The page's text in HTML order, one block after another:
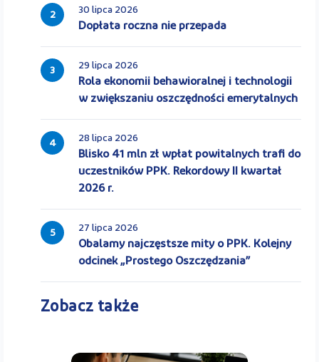
2 30 lipca 2026
Dopłata roczna nie przepada
3 29 lipca 2026
Rola ekonomii behawioralnej i technologii
w zwiększaniu oszczędności emerytalnych
4 28 lipca 2026
Blisko 41 mln zł wpłat powitalnych trafi do
uczestników PPK. Rekordowy II kwartał
2026 r.
5 27 lipca 2026
Obalamy najczęstsze mity o PPK. Kolejny
odcinek „Prostego Oszczędzania”
Zobacz także